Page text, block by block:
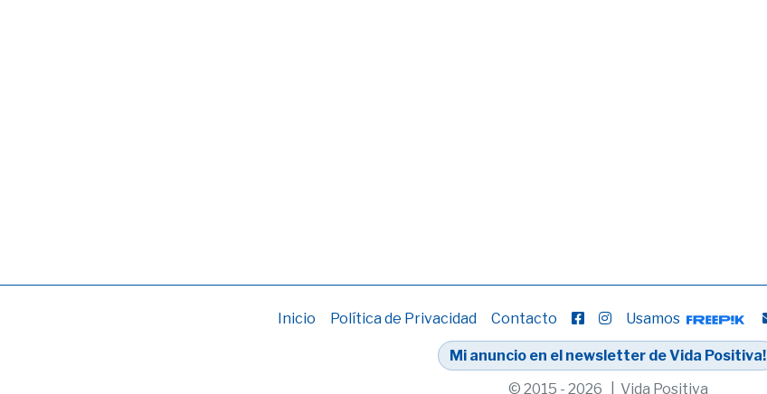
Inicio Política de Privacidad Contacto Usamos
Mi anuncio en el newsletter de Vida Positiva!
© 2015 - 2026 | Vida Positiva